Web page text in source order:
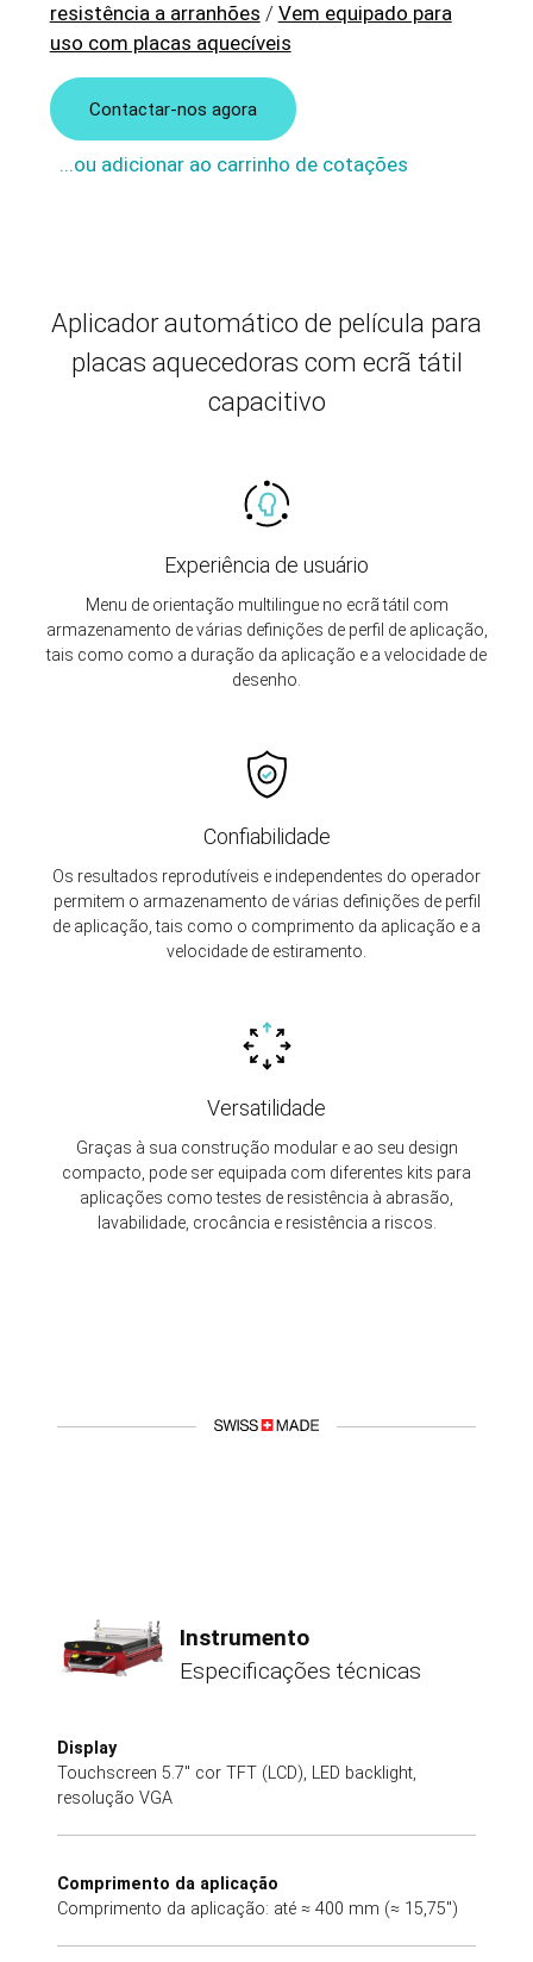
resistência a arranhões / Vem equipado para
uso com placas aquecíveis
Contactar-nos agora
...ou adicionar ao carrinho de cotações
Aplicador automático de película para
placas aquecedoras com ecrã tátil
capacitivo
Experiência de usuário
Menu de orientação multilingue no ecrã tátil com
armazenamento de várias definições de perfil de aplicação,
tais como como a duração da aplicação e a velocidade de
desenho.
Confiabilidade
Os resultados reprodutíveis e independentes do operador
permitem o armazenamento de várias definições de perfil
de aplicação, tais como o comprimento da aplicação e a
velocidade de estiramento.
Versatilidade
Graças à sua construção modular e ao seu design
compacto, pode ser equipada com diferentes kits para
aplicações como testes de resistência à abrasão,
lavabilidade, crocância e resistência a riscos.
Instrumento
Especificações técnicas
Display
Touchscreen 5.7" cor TFT (LCD), LED backlight,
resolução VGA
Comprimento da aplicação
Comprimento da aplicação: até ≈ 400 mm (≈ 15,75")